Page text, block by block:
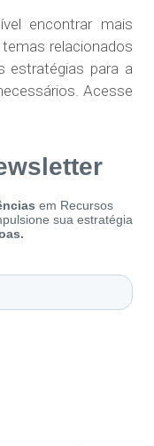
encontrar mais
relacionados
estratégias para a
Acesse